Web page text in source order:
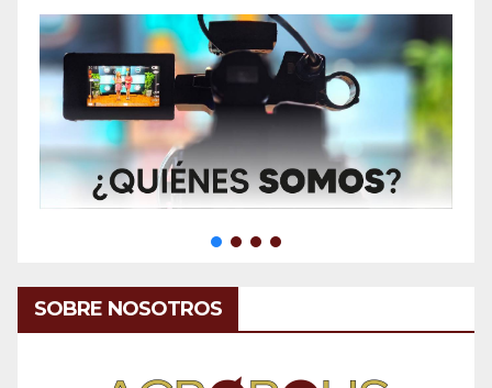
SOBRE NOSOTROS